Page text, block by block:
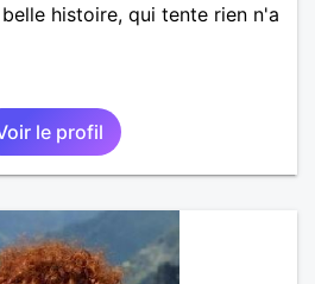
histoire, qui tente rien n'a
le profil